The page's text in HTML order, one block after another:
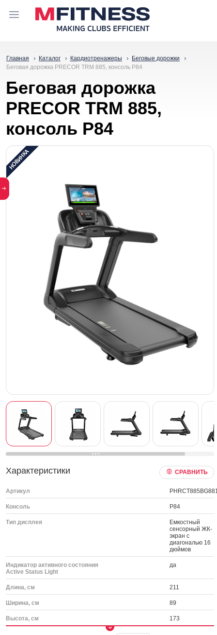
Главная Каталог Кардиотренажеры
Беговые дорожки
Беговая дорожка PRECOR TRM 885, консоль P84
Беговая дорожка
PRECOR TRM 885,
консоль P84
Характеристики СРАВНИТЬ
Артикул
Консоль P84
Тип дисплея
Емкостный
сенсорный ЖК-
экран с
диагональю 16
дюймов
Индикатор активного состояния
Active Status Light
да
Длина, см 211
Ширина, см 89
Высота, см 173